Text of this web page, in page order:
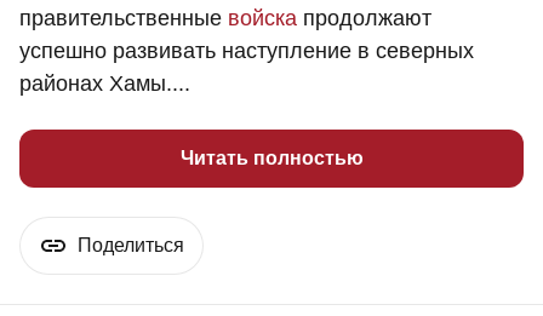
правительственные войска продолжают
успешно развивать наступление в северных
районах Хамы....
Читать полностью
Поделиться